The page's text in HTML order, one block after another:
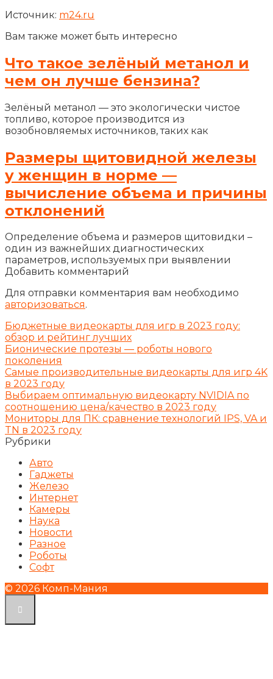
Источник: m24.ru
Вам также может быть интересно
Что такое зелёный метанол и
чем он лучше бензина?
Зелёный метанол — это экологически чистое
топливо, которое производится из
возобновляемых источников, таких как
Размеры щитовидной железы
у женщин в норме —
вычисление объема и причины
отклонений
Определение объема и размеров щитовидки –
один из важнейших диагностических
параметров, используемых при выявлении
Добавить комментарий
Для отправки комментария вам необходимо
авторизоваться.
Бюджетные видеокарты для игр в 2023 году:
обзор и рейтинг лучших
Бионические протезы — роботы нового
поколения
Самые производительные видеокарты для игр 4K
в 2023 году
Выбираем оптимальную видеокарту NVIDIA по
соотношению цена/качество в 2023 году
Мониторы для ПК: сравнение технологий IPS, VA и
TN в 2023 году
Рубрики
Авто
Гаджеты
Железо
Интернет
Камеры
Наука
Новости
Разное
Роботы
Софт
© 2026 Комп-Мания